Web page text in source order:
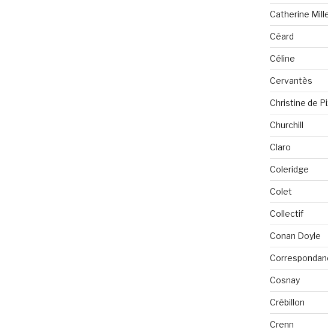
Catherine
Céard
Céline
Cervantès
Christine de
Churchill
Claro
Coleridge
Colet
Collectif
Conan Doyle
Cosnay
Crébillon
Crenn